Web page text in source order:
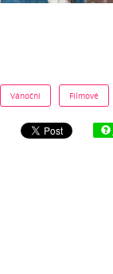
Vánoční Filmové